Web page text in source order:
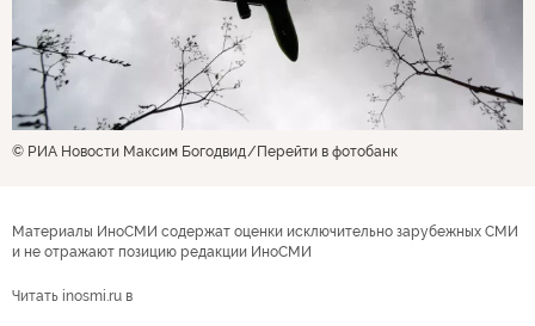
© РИА Новости Максим Богодвид Перейти в фотобанк
Материалы ИноСМИ содержат оценки исключительно зарубежных СМИ
и не отражают позицию редакции ИноСМИ
Читать inosmi.ru в